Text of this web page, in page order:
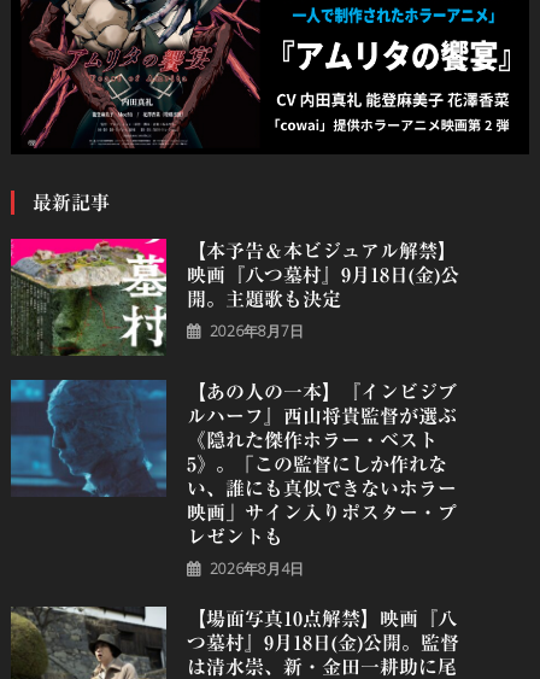
最新記事
【本予告＆本ビジュアル解禁】
映画『八つ墓村』9月18日(金)公
開。主題歌も決定
2026年8月7日
【あの人の一本】『インビジブ
ルハーフ』⻄⼭将貴監督が選ぶ
《隠れた傑作ホラー・ベスト
5》。「この監督にしか作れな
い、誰にも真似できないホラー
映画」サイン入りポスター・プ
レゼントも
2026年8月4日
【場面写真10点解禁】映画『八
つ墓村』9月18日(金)公開。監督
は清水崇、新・金田一耕助に尾